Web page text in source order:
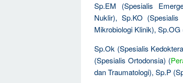
Sp.EM (Spesialis
Nuklir), Sp.KO
Mikrobiologi Klinik),
Sp.Ok (Spesialis
(Spesialis Ortodonsia) (
dan Traumatologi), Sp.P